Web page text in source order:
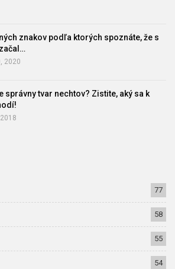
znakov podľa ktorých spoznáte, že s
2020
správny tvar nechtov? Zistite, aký sa k
77
58
55
54